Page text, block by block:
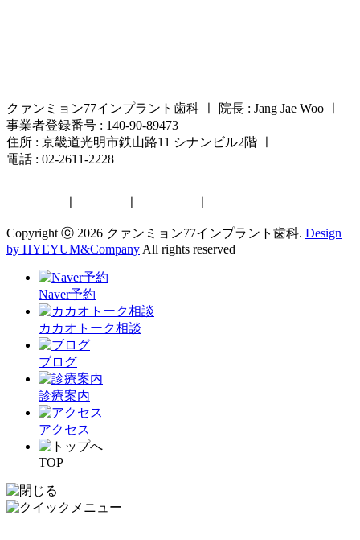
クァンミョン77インプラント歯科
院長 : Jang Jae Woo ㅣ
事業者登録番号 : 140-90-89473
住所 : 京畿道光明市鉄山路11 シナンビル2階
電話 : 02-2611-2228
Copyright ⓒ 2026 クァンミョン77インプラント歯科. Design
by HYEYUM&Company All rights reserved
Naver予約
カカオトーク相談
ブログ
診療案内
アクセス
TOP